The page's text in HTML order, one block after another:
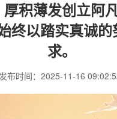
积薄发创立阿
终以踏实真诚
求。
布时间：2025-11-16